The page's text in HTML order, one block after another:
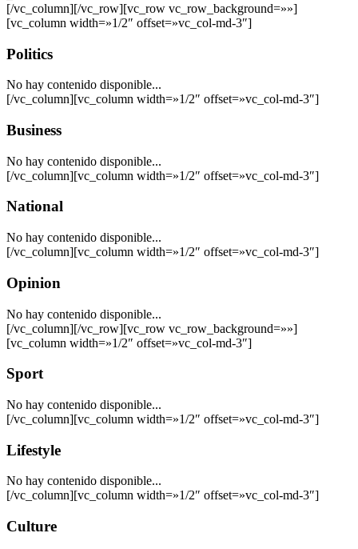
[/vc_column][/vc_row][vc_row vc_row_background=»»]
[vc_column width=»1/2″ offset=»vc_col-md-3″]
Politics
No hay contenido disponible...
[/vc_column][vc_column width=»1/2″ offset=»vc_col-md-3″]
Business
No hay contenido disponible...
[/vc_column][vc_column width=»1/2″ offset=»vc_col-md-3″]
National
No hay contenido disponible...
[/vc_column][vc_column width=»1/2″ offset=»vc_col-md-3″]
Opinion
No hay contenido disponible...
[/vc_column][/vc_row][vc_row vc_row_background=»»]
[vc_column width=»1/2″ offset=»vc_col-md-3″]
Sport
No hay contenido disponible...
[/vc_column][vc_column width=»1/2″ offset=»vc_col-md-3″]
Lifestyle
No hay contenido disponible...
[/vc_column][vc_column width=»1/2″ offset=»vc_col-md-3″]
Culture